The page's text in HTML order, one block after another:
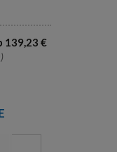
139,23 €